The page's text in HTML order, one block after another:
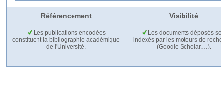
Référencement Visibilité
Les publications encodées
constituent la bibliographie académique
de l'Université.
Les documents déposés
indexés par les moteurs de
(Google Scholar,…).